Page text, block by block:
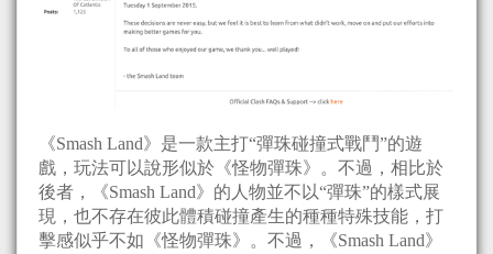
《Smash Land》是一款主打“彈珠碰撞式戰鬥”的遊
戲，玩法可以說形似於《怪物彈珠》。不過，相比於
後者，《Smash Land》的人物並不以“彈珠”的樣式展
現，也不存在彼此體積碰撞產生的種種特殊技能，打
擊感似乎不如《怪物彈珠》。不過，《Smash Land》